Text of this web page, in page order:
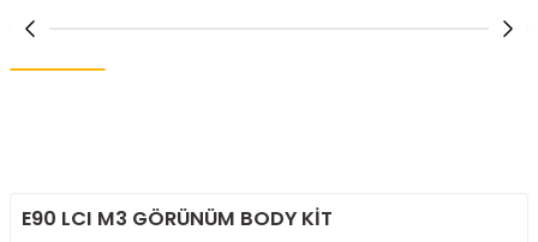
E90 LCI M3 GÖRÜNÜM BODY KİT